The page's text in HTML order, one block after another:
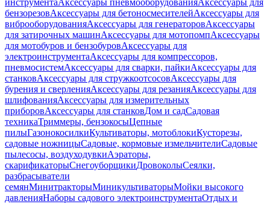
инструментаАксессуары пневмооборудованияАксессуары для
бензорезовАксессуары для бетоносмесителейАксессуары для
виброоборудованияАксессуары для генераторовАксессуары
для затирочных машинАксессуары для мотопомпАксессуары
для мотобуров и бензобуровАксессуары для
электроинструментаАксессуары для компрессоров,
пневмосистемАксессуары для сварки, пайкиАксессуары для
станковАксессуары для стружкоотсосовАксессуары для
бурения и сверленияАксессуары для резанияАксессуары для
шлифованияАксессуары для измерительных
приборовАксессуары для станковДом и садСадовая
техникаТриммеры, бензокосыЦепные
пилыГазонокосилкиКультиваторы, мотоблокиКусторезы,
садовые ножницыСадовые, кормовые измельчителиСадовые
пылесосы, воздуходувкиАэраторы,
скарификаторыСнегоуборщикиДровоколыСеялки,
разбрасыватели
семянМинитракторыМиникультиваторыМойки высокого
давленияНаборы садового электроинструментаОтдых и